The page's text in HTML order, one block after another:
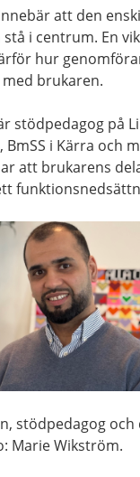
att den
i centrum. En
hur
brukaren.
stödpedagog på
BmSS i Kärra och
att brukarens
stödpedagog
Marie Wikström.